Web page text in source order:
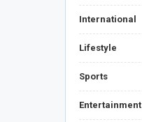
International
Lifestyle
Sports
Entertainment